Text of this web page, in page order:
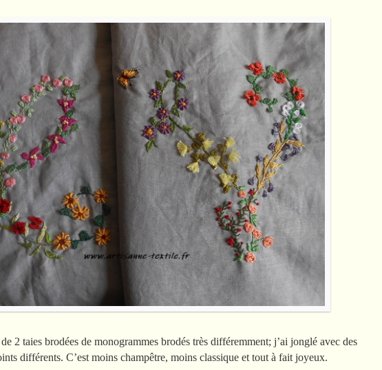
2 taies brodées de monogrammes brodés très différemment; j’ai jonglé avec des
différents. C’est moins champêtre, moins classique et tout à fait joyeux.